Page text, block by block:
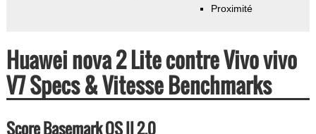
Proximité
Huawei nova 2 Lite contre Vivo vivo
V7 Specs & Vitesse Benchmarks
Score Basemark OS II 2.0